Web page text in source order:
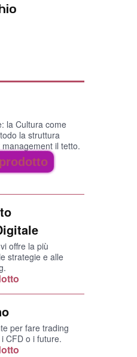
la Cultura come
la struttura
il tetto.
offre la più
strategie e alle
per fare trading
CFD o i future.